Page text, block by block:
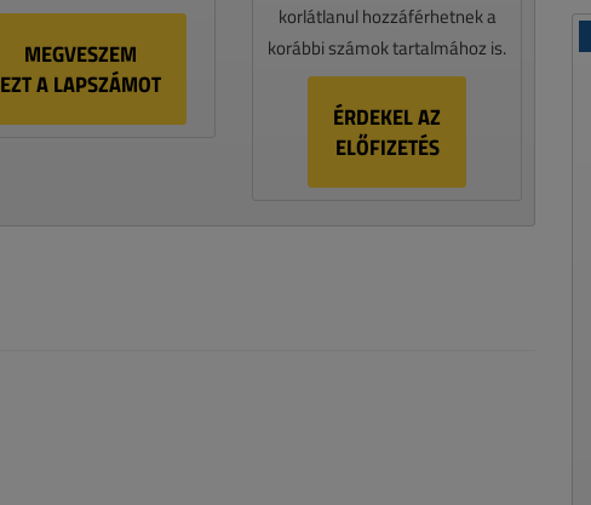
MEGVESZEM
EZT A LAPSZÁMOT
korlátlanul hozzáférhetnek a
korábbi számok tartalmához is.
ÉRDEKEL AZ
ELŐFIZETÉS